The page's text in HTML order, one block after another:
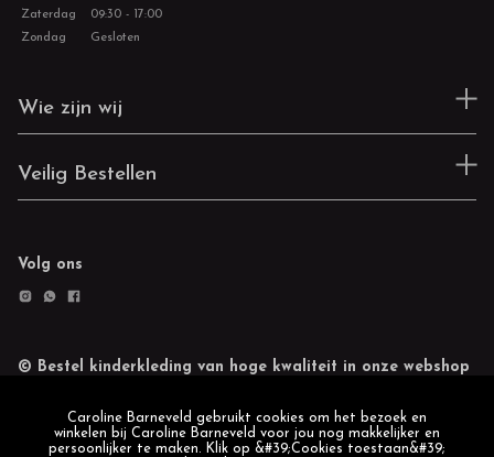
Zaterdag
09:30 - 17:00
Zondag
Gesloten
Wie zijn wij
Veilig Bestellen
Volg ons
© Bestel kinderkleding van hoge kwaliteit in onze webshop
Caroline Barneveld gebruikt cookies om het bezoek en
winkelen bij Caroline Barneveld voor jou nog makkelijker en
persoonlijker te maken. Klik op &#39;Cookies toestaan&#39;